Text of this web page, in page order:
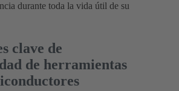
durante toda la vida útil de su
clave de
de herramientas